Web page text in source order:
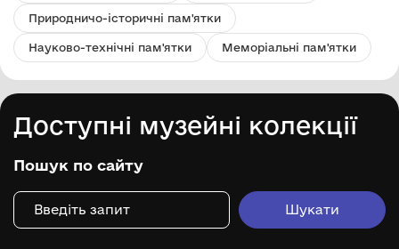
Природничо-історичні пам'ятки
Науково-технічні пам'ятки Меморіальні пам'ятки
Доступні музейні колекції
Пошук по сайту